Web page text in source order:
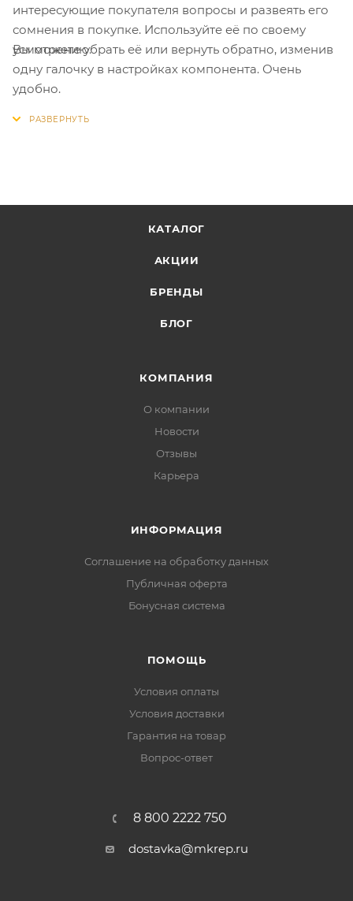
интересующие покупателя вопросы и развеять его
сомнения в покупке. Используйте её по своему
усмотрению.
Вы можете убрать её или вернуть обратно, изменив
одну галочку в настройках компонента. Очень
удобно.
КАТАЛОГ
АКЦИИ
БРЕНДЫ
БЛОГ
КОМПАНИЯ
О компании
Новости
Отзывы
Карьера
ИНФОРМАЦИЯ
Соглашение на обработку данных
Публичная оферта
Бонусная система
ПОМОЩЬ
Условия оплаты
Условия доставки
Гарантия на товар
Вопрос-ответ
8 800 2222 750
dostavka@mkrep.ru